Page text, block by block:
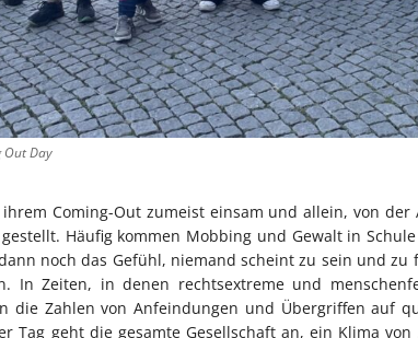
Out Day
ihrem Coming-Out zumeist einsam und allein, von
Häufig kommen Mobbing und Gewalt in
noch das Gefühl, niemand scheint zu sein und zu
In Zeiten, in denen rechtsextreme und
die Zahlen von Anfeindungen und Übergriffen auf
Tag geht die gesamte Gesellschaft an, ein Klima